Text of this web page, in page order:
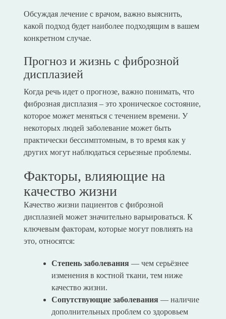
Обсуждая лечение с врачом, важно выяснить,
какой подход будет наиболее подходящим в вашем
конкретном случае.
Прогноз и жизнь с фиброзной
дисплазией
Когда речь идет о прогнозе, важно понимать, что
фиброзная дисплазия – это хроническое состояние,
которое может меняться с течением времени. У
некоторых людей заболевание может быть
практически бессимптомным, в то время как у
других могут наблюдаться серьезные проблемы.
Факторы, влияющие на
качество жизни
Качество жизни пациентов с фиброзной
дисплазией может значительно варьироваться. К
ключевым факторам, которые могут повлиять на
это, относятся:
Степень заболевания — чем серьёзнее
изменения в костной ткани, тем ниже
качество жизни.
Сопутствующие заболевания — наличие
дополнительных проблем со здоровьем